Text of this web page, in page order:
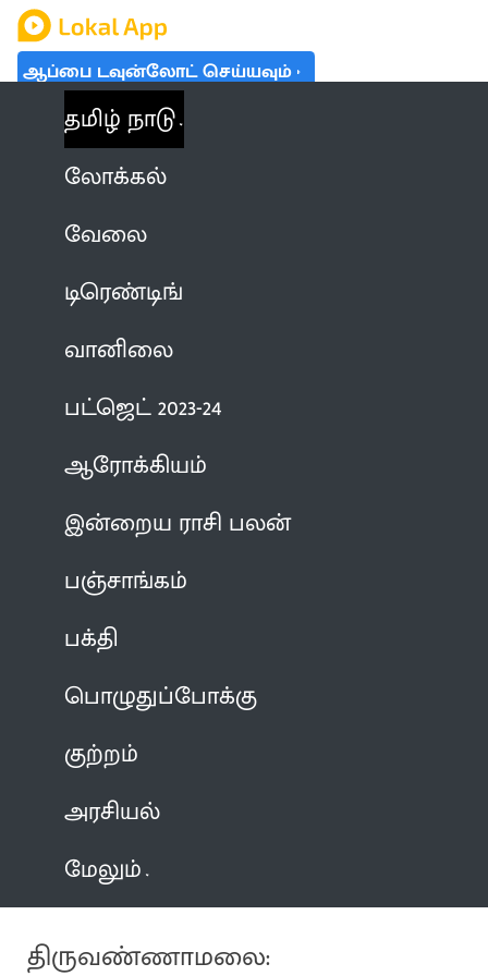
ஆப்பை டவுன்லோட் செய்யவும்
தமிழ் நாடு
லோக்கல்
வேலை
டிரெண்டிங்
வானிலை
பட்ஜெட் 2023-24
ஆரோக்கியம்
இன்றைய ராசி பலன்
பஞ்சாங்கம்
பக்தி
பொழுதுப்போக்கு
குற்றம்
அரசியல்
மேலும்
திருவண்ணாமலை: